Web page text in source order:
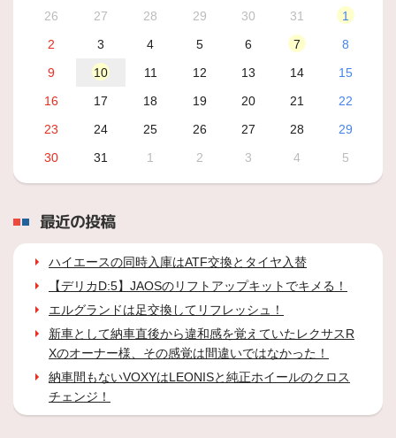
26
27 28 29 30 31
1
2
3 4 5 6 7
8
9
10 11 12 13 14
15
16
17 18 19 20 21
22
23
24 25 26 27 28
29
30
31 1 2 3 4 5
最近の投稿
ハイエースの同時入庫はATF交換とタイヤ入替
【デリカD:5】JAOSのリフトアップキットでキメる！
エルグランドは足交換してリフレッシュ！
新車として納車直後から違和感を覚えていたレクサスR
Xのオーナー様、その感覚は間違いではなかった！
納車間もないVOXYはLEONISと純正ホイールのクロス
チェンジ！